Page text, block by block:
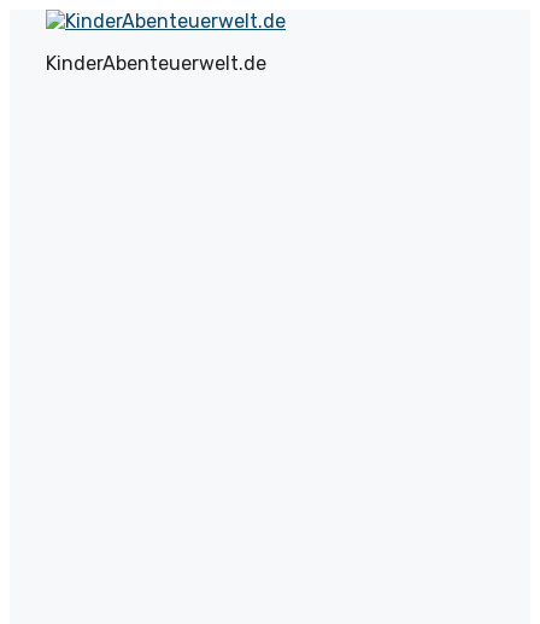
Zum
springen
KinderAbenteuerwelt.de